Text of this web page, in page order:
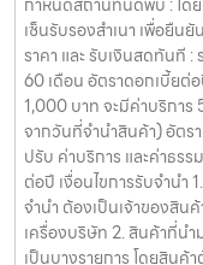
เซ็นรับรองสำเนา เพื่อยืน
ราคา และ รับเงินสดทันที :
60 เดือน อัตราดอกเบี้ยต่
1,000 บาท จะมีค่าบริกา
จากวันที่จำนำสินค้า) อัตร
ปรับ ค่าบริการ และค่าธร
ต่อปี เงื่อนไขการรับจำนำ
จำนำ ต้องเป็นเจ้าของสินค้
เครื่องบริษัท 2. สินค้าที่นำ
เป็นบางรายการ โดยสินค้